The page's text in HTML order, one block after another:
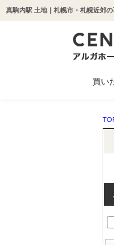
真駒内駅 土地｜札幌市・札幌近郊
買い